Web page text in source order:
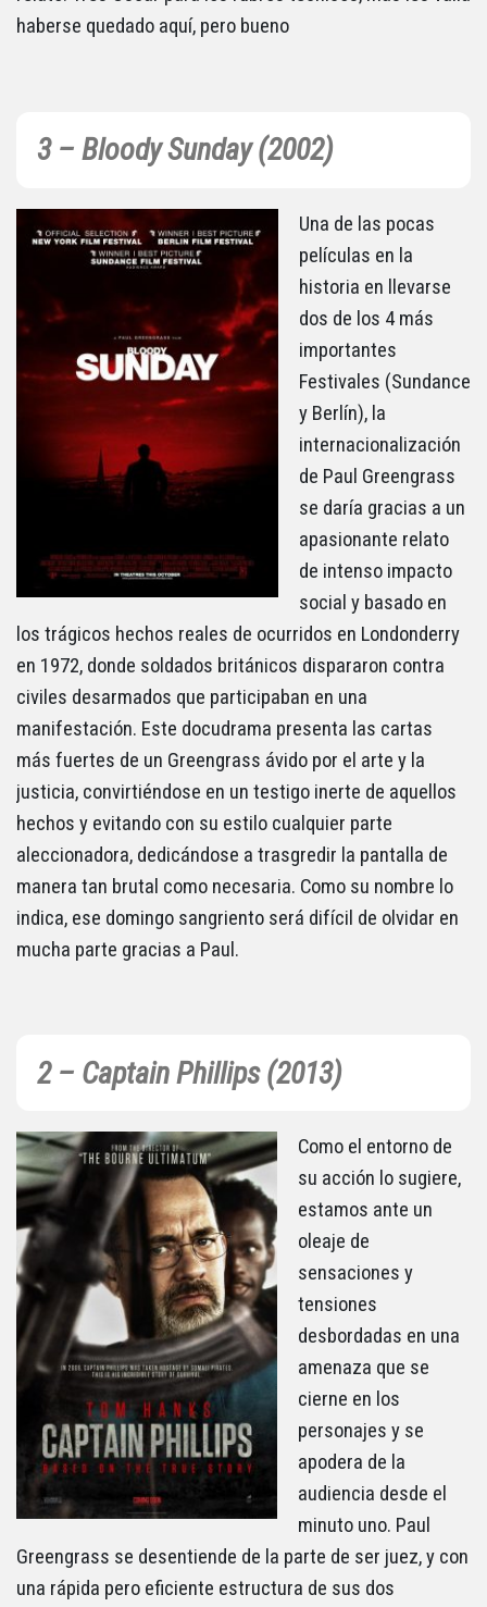
haberse quedado aquí, pero bueno
3 – Bloody Sunday (2002)
Una de las pocas
películas en la
historia en llevarse
dos de los 4 más
importantes
Festivales (Sundance
y Berlín), la
internacionalización
de Paul Greengrass
se daría gracias a un
apasionante relato
de intenso impacto
social y basado en
los trágicos hechos reales de ocurridos en Londonderry
en 1972, donde soldados británicos dispararon contra
civiles desarmados que participaban en una
manifestación. Este docudrama presenta las cartas
más fuertes de un Greengrass ávido por el arte y la
justicia, convirtiéndose en un testigo inerte de aquellos
hechos y evitando con su estilo cualquier parte
aleccionadora, dedicándose a trasgredir la pantalla de
manera tan brutal como necesaria. Como su nombre lo
indica, ese domingo sangriento será difícil de olvidar en
mucha parte gracias a Paul.
2 – Captain Phillips (2013)
Como el entorno de
su acción lo sugiere,
estamos ante un
oleaje de
sensaciones y
tensiones
desbordadas en una
amenaza que se
cierne en los
personajes y se
apodera de la
audiencia desde el
minuto uno. Paul
Greengrass se desentiende de la parte de ser juez, y con
una rápida pero eficiente estructura de sus dos